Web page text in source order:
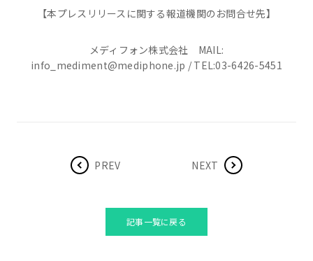
【本プレスリリースに関する報道機関のお問合せ先】
メディフォン株式会社 MAIL:
info_mediment@mediphone.jp / TEL:03-6426-5451
PREV NEXT
記事一覧に戻る